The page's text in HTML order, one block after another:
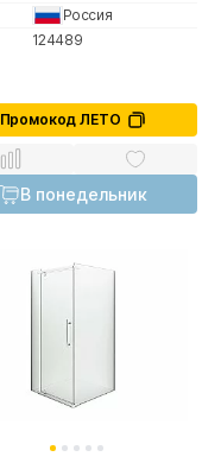
Россия
124489
Промокод ЛЕТО
В понедельник